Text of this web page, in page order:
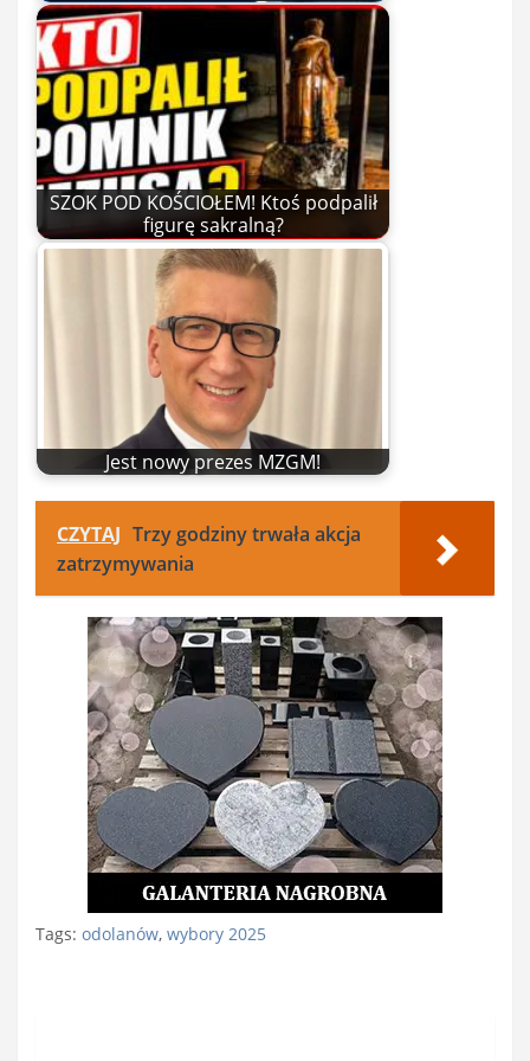
SZOK POD KOŚCIOŁEM! Ktoś podpalił
figurę sakralną?
Jest nowy prezes MZGM!
CZYTAJ Trzy godziny trwała akcja
zatrzymywania
Tags: odolanów, wybory 2025